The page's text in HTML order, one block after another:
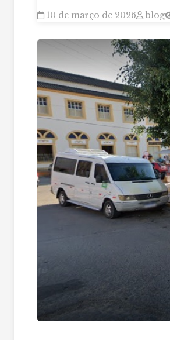
10 de março de 2026 blog